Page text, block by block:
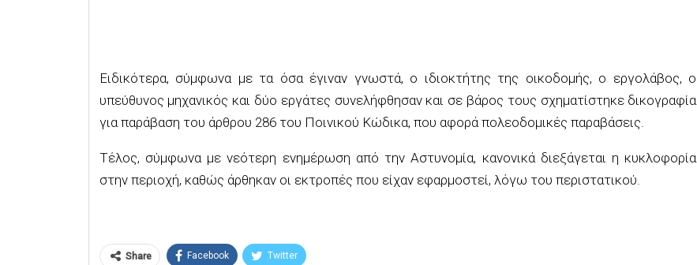
Ειδικότερα, σύμφωνα με τα όσα έγιναν γνωστά, ο ιδιοκτήτης της οικοδομής, ο εργολάβος, ο
υπεύθυνος μηχανικός και δύο εργάτες συνελήφθησαν και σε βάρος τους σχηματίστηκε δικογραφία
για παράβαση του άρθρου 286 του Ποινικού Κώδικα, που αφορά πολεοδομικές παραβάσεις.
Τέλος, σύμφωνα με νεότερη ενημέρωση από την Αστυνομία, κανονικά διεξάγεται η κυκλοφορία
στην περιοχή, καθώς άρθηκαν οι εκτροπές που είχαν εφαρμοστεί, λόγω του περιστατικού.
Share Facebook Twitter